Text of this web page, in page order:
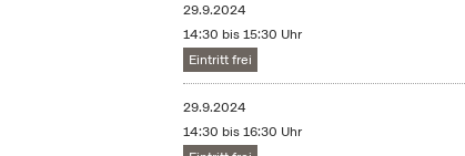
29.9.2024
14:30 bis 15:30 Uhr
Eintritt frei
29.9.2024
14:30 bis 16:30 Uhr